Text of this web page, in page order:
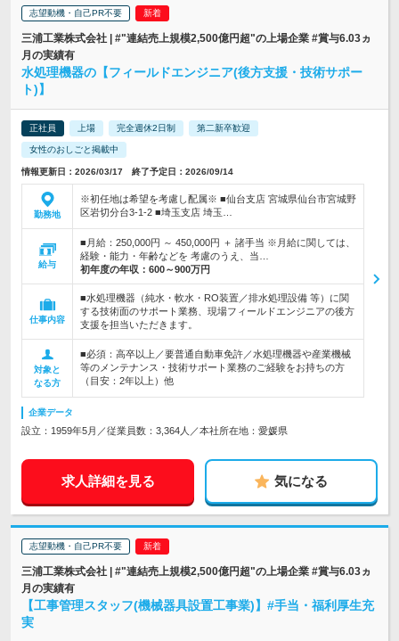
志望動機・自己PR不要
三浦工業株式会社 | #"連結売上規模2,500億円超"の上場企業 #賞与6.03ヵ
月の実績有
水処理機器の【フィールドエンジニア(後方支援・技術サポー
ト)】
正社員 上場 完全週休2日制 第二新卒歓迎
女性のおしごと掲載中
情報更新日：2026/03/17 終了予定日：2026/09/14
勤務地
※初任地は希望を考慮し配属※ ■仙台支店 宮城県仙台市宮城野
区岩切分台3-1-2 ■埼玉支店 埼玉…
給与
■月給：250,000円 ～ 450,000円 ＋ 諸手当 ※月給に関しては、
経験・能力・年齢などを 考慮のうえ、当…
初年度の年収： 600～900万円
仕事内容
■水処理機器（純水・軟水・RO装置／排水処理設備 等）に関
する技術面のサポート業務、現場フィールドエンジニアの後方
支援を担当いただきます。
対象と
なる方
■必須：高卒以上／要普通自動車免許／水処理機器や産業機械
等のメンテナンス・技術サポート業務のご経験をお持ちの方
（目安：2年以上）他
企業データ
設立：1959年5月／従業員数：3,364人／本社所在地：愛媛県
求人詳細を見る 気になる
志望動機・自己PR不要
三浦工業株式会社 | #"連結売上規模2,500億円超"の上場企業 #賞与6.03ヵ
月の実績有
【工事管理スタッフ(機械器具設置工事業)】#手当・福利厚生充
実